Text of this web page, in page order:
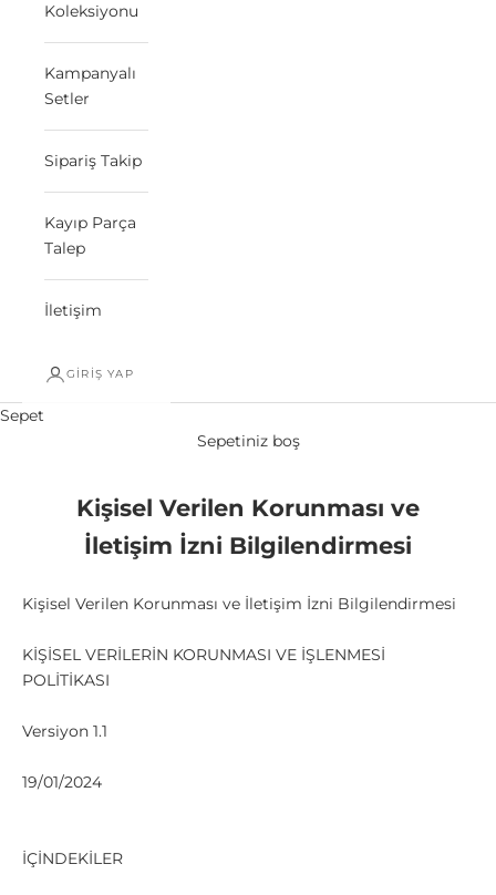
Koleksiyonu
Kampanyalı
Setler
Sipariş Takip
Kayıp Parça
Talep
İletişim
GIRIŞ YAP
Sepet
Sepetiniz boş
Kişisel Verilen Korunması ve
İletişim İzni Bilgilendirmesi
Kişisel Verilen Korunması ve İletişim İzni Bilgilendirmesi
KİŞİSEL VERİLERİN KORUNMASI VE İŞLENMESİ
POLİTİKASI
Versiyon 1.1
19/01/2024
İÇİNDEKİLER